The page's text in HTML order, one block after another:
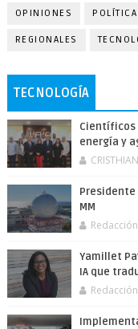
OPINIONES POLÍTICA
REGIONALES
TECNOLOGÍA
Científicos
energía y
Presidente
MM
Redacción
Yamillet
IA que
Redacción